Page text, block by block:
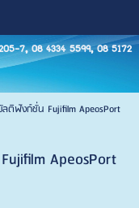
7, 08 4334 5599, 08 5172
ติฟังก์ชั่น Fujifilm ApeosPort
ApeosPort